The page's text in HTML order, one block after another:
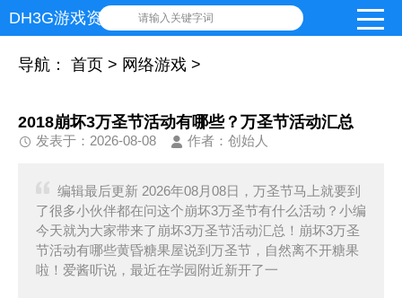
DH3G游戏资讯网 请输入关键字词
导航： 首页 > 网络游戏 >
2018崩坏3万圣节活动有哪些？万圣节活动汇总
发表于：2026-08-08 作者：创始人
编辑最后更新 2026年08月08日，万圣节马上就要到
了很多小伙伴都在问这个崩坏3万圣节有什么活动？小编
今天就为大家带来了崩坏3万圣节活动汇总！崩坏3万圣
节活动有哪些黄昏糖果屋说到万圣节，自然离不开糖果
啦！爱酱听说，最近在学园附近新开了一